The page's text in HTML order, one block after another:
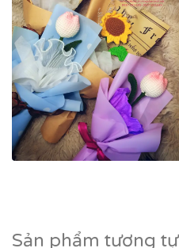
Sản phẩm tương tự